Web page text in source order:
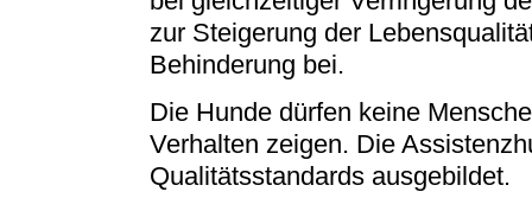
zur Steigerung der
Behinderung bei.
Die Hunde dürfen keine
Verhalten zeigen. Die
Qualitätsstandards ausgebildet.